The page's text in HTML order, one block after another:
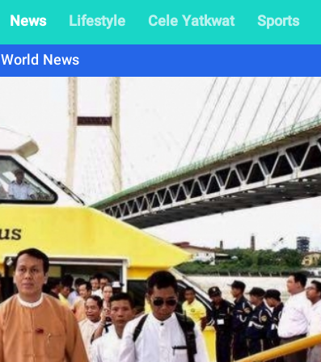
News Lifestyle Cele Yatkwat Sports
World News